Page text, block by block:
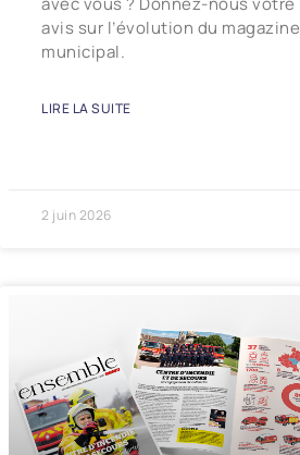
avis sur l’évolution du magazine
municipal.
LIRE LA SUITE
2 juin 2026